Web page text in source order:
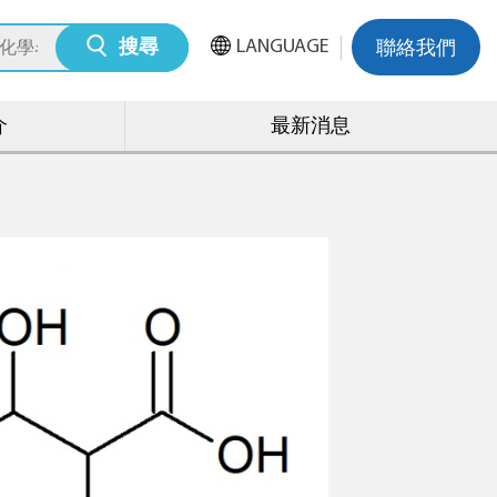
搜尋 LANGUAGE 聯絡我們
最新消息